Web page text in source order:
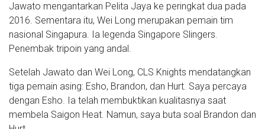
Jawato mengantarkan Pelita Jaya ke peringkat dua pada
2016. Sementara itu, Wei Long merupakan pemain tim
nasional Singapura. Ia legenda Singapore Slingers.
Penembak tripoin yang andal.
Setelah Jawato dan Wei Long, CLS Knights mendatangkan
tiga pemain asing: Esho, Brandon, dan Hurt. Saya percaya
dengan Esho. Ia telah membuktikan kualitasnya saat
membela Saigon Heat. Namun, saya buta soal Brandon dan